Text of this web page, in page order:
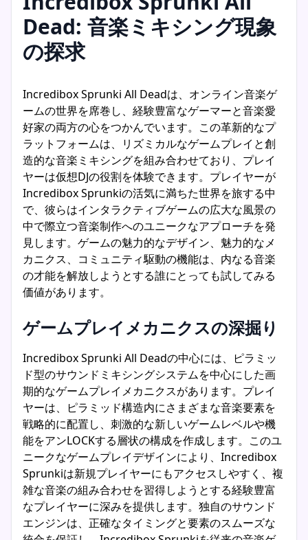
Dead: 音楽ミキシング現象
の探求
Incredibox Sprunki All Deadは、オンライン音楽ゲ
ームの世界を席巻し、経験豊富なゲーマーと音楽愛
好家の両方の心をつかんでいます。この革新的なプ
ラットフォームは、リズミカルなゲームプレイと創
造的な音楽ミキシングを組み合わせており、プレイ
ヤーは仮想DJの役割を体験できます。プレイヤーが
Incredibox Sprunkiの活気に満ちた世界を旅する中
で、彼らはインタラクティブゲームの広大な風景の
中で際立つ音楽制作へのユニークなアプローチを発
見します。ゲームの魅力的なデザイン、魅力的なメ
カニクス、コミュニティ駆動の機能は、内なる音楽
の才能を解放しようとする誰にとっても試してみる
価値があります。
ゲームプレイメカニクスの深掘り
Incredibox Sprunki All Deadの中心には、ピラミッ
ド型のサウンドミキシングシステムを中心にした画
期的なゲームプレイメカニクスがあります。プレイ
ヤーは、ピラミッド構造内にさまざまな音楽要素を
戦略的に配置し、刺激的な新しいゲームレベルや機
能をアンLOCKする層状の構成を作成します。このユ
ニークなゲームプレイデザインにより、Incredibox
Sprunkiは新規プレイヤーにもアクセスしやすく、複
雑な音楽の組み合わせを習得しようとする経験豊富
なプレイヤーに深みを提供します。独自のサウンド
エンジンは、正確なタイミングと要素のスムーズな